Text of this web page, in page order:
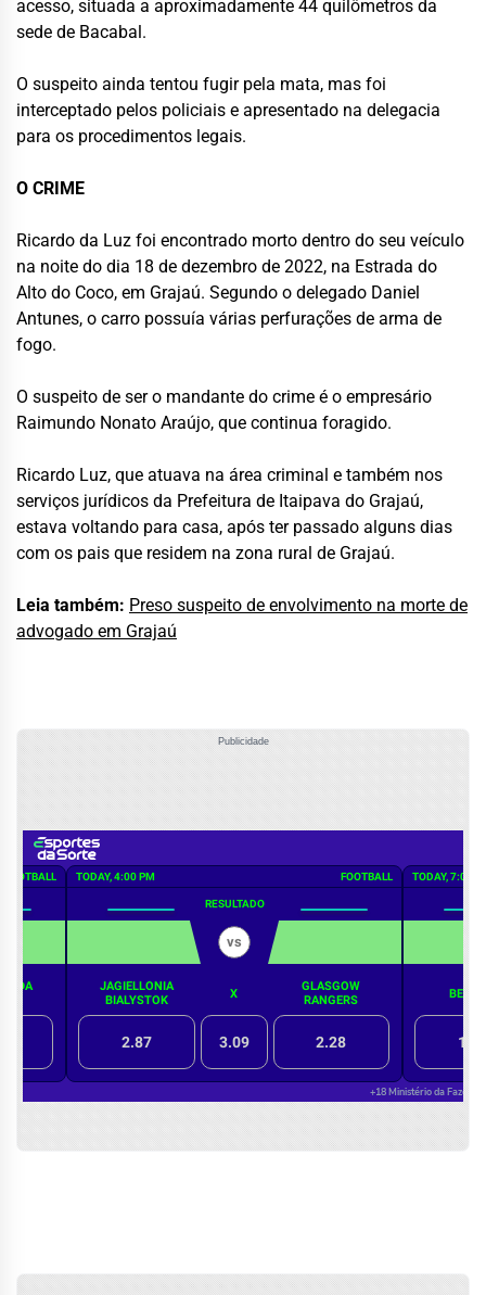
acesso, situada a aproximadamente 44 quilômetros da
sede de Bacabal.
O suspeito ainda tentou fugir pela mata, mas foi
interceptado pelos policiais e apresentado na delegacia
para os procedimentos legais.
O CRIME
Ricardo da Luz foi encontrado morto dentro do seu veículo
na noite do dia 18 de dezembro de 2022, na Estrada do
Alto do Coco, em Grajaú. Segundo o delegado Daniel
Antunes, o carro possuía várias perfurações de arma de
fogo.
O suspeito de ser o mandante do crime é o empresário
Raimundo Nonato Araújo, que continua foragido.
Ricardo Luz, que atuava na área criminal e também nos
serviços jurídicos da Prefeitura de Itaipava do Grajaú,
estava voltando para casa, após ter passado alguns dias
com os pais que residem na zona rural de Grajaú.
Leia também: Preso suspeito de envolvimento na morte de
advogado em Grajaú
Publicidade